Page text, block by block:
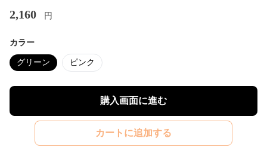
2,160 円
カラー
グリーン ピンク
購入画面に進む
カートに追加する